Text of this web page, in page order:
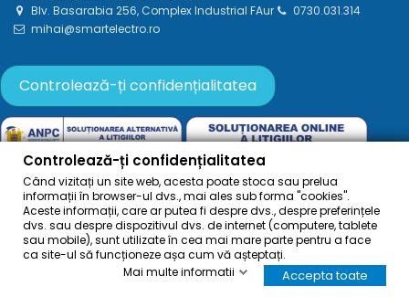
Blv. Basarabia 256, Complex Industrial FAur
0730.031.314
mihai@smartelectro.ro
Controlează-ți confidențialitatea
(c) 2025 Smart Electro-Distribution SRL. Toate drepturile rezervate.
Controlează-ți confidențialitatea
Când vizitați un site web, acesta poate stoca sau prelua
informații în browser-ul dvs., mai ales sub forma "cookies".
Aceste informații, care ar putea fi despre dvs., despre preferințele
dvs. sau despre dispozitivul dvs. de internet (computere, tablete
sau mobile), sunt utilizate în cea mai mare parte pentru a face
ca site-ul să funcționeze așa cum vă așteptați.
Mai multe informatii
Accepta toate